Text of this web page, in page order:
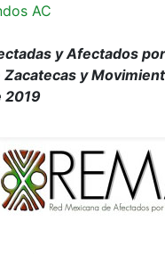
AC
y Afectados
y
2019